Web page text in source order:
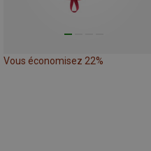
Vous économisez 22%